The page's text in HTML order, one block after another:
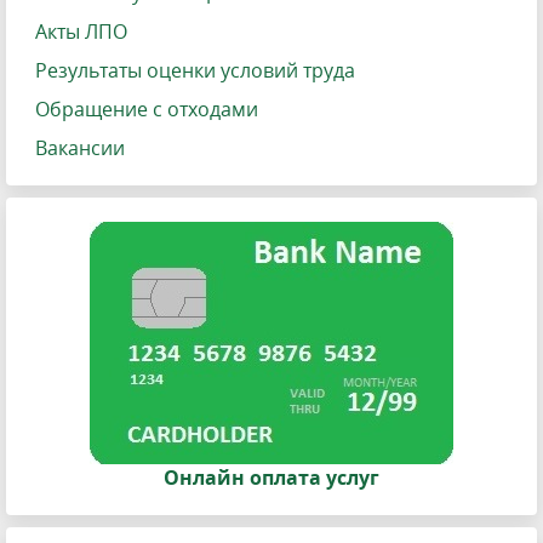
Акты ЛПО
Результаты оценки условий труда
Обращение с отходами
Вакансии
Онлайн оплата услуг